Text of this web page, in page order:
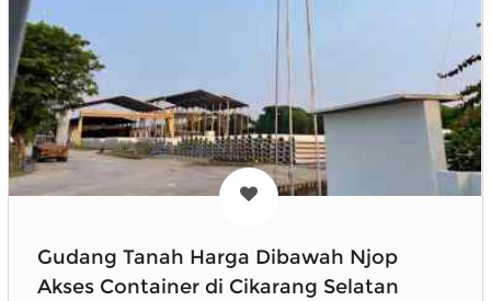
Gudang Tanah Harga Dibawah Njop
Akses Container di Cikarang Selatan